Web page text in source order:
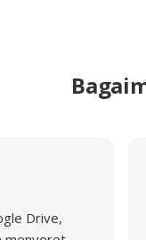
Drive,